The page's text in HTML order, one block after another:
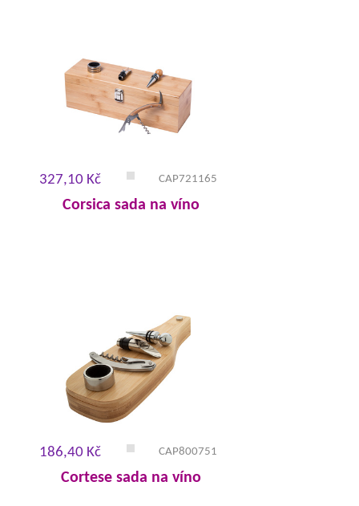
327,10 Kč CAP721165
Corsica sada na víno
186,40 Kč CAP800751
Cortese sada na víno